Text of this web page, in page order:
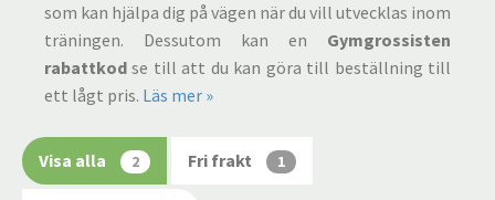
som kan hjälpa dig på vägen när du vill utvecklas inom
träningen. Dessutom kan en Gymgrossisten
rabattkod se till att du kan göra till beställning till
ett lågt pris. Läs mer »
Visa alla 2 Fri frakt 1